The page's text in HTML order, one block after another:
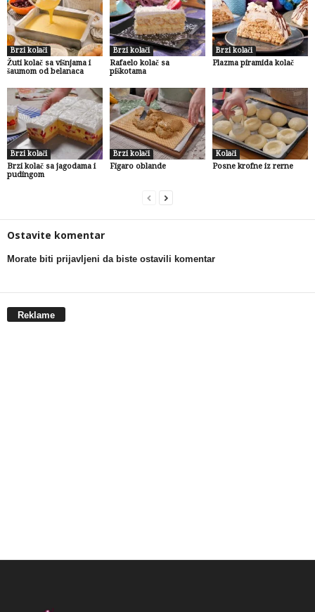
Brzi kolači
Žuti kolač sa višnjama i
šaumom od belanaca
Brzi kolači
Rafaelo kolač sa
piškotama
Brzi kolači
Plazma piramida kolač
Brzi kolači
Brzi kolač sa jagodama i
pudingom
Brzi kolači
Figaro oblande
Kolači
Posne krofne iz rerne
Ostavite komentar
Morate biti prijavljeni da biste ostavili komentar
Reklame